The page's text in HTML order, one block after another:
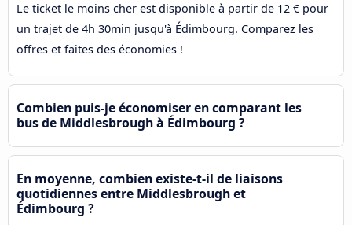
Le ticket le moins cher est disponible à partir de 12 € pour
un trajet de 4h 30min jusqu'à Édimbourg. Comparez les
offres et faites des économies !
Combien puis-je économiser en comparant les
bus de Middlesbrough à Édimbourg ?
En moyenne, combien existe-t-il de liaisons
quotidiennes entre Middlesbrough et
Édimbourg ?